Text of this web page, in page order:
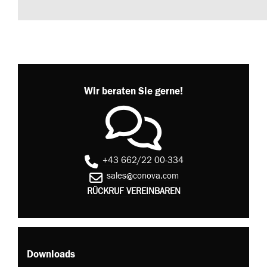
Wir beraten Sie gerne!
+43 662/22 00-334
sales@conova.com
RÜCKRUF VEREINBAREN
Downloads